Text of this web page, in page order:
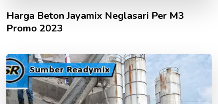
Harga Beton Jayamix Neglasari Per M3
Promo 2023